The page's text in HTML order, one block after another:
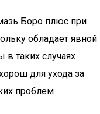
Боро плюс при
обладает явной
таких случаях
для ухода за
проблем